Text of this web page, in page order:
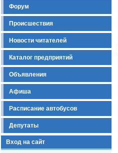
Форум
Происшествия
Новости читателей
Каталог предприятий
Объявления
Афиша
Расписание автобусов
Депутаты
Вход на сайт